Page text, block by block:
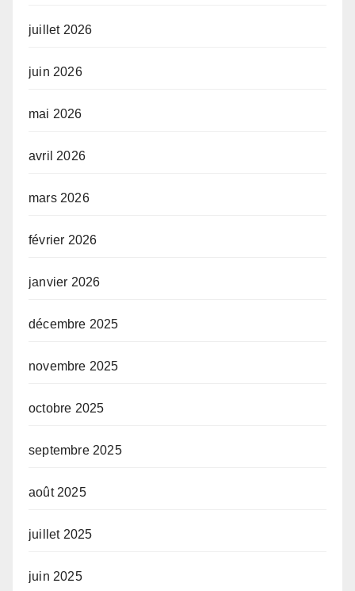
juillet 2026
juin 2026
mai 2026
avril 2026
mars 2026
février 2026
janvier 2026
décembre 2025
novembre 2025
octobre 2025
septembre 2025
août 2025
juillet 2025
juin 2025